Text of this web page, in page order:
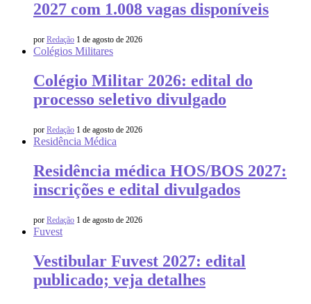
2027 com 1.008 vagas disponíveis
por Redação 1 de agosto de 2026
Colégios Militares
Colégio Militar 2026: edital do
processo seletivo divulgado
por Redação 1 de agosto de 2026
Residência Médica
Residência médica HOS/BOS 2027:
inscrições e edital divulgados
por Redação 1 de agosto de 2026
Fuvest
Vestibular Fuvest 2027: edital
publicado; veja detalhes